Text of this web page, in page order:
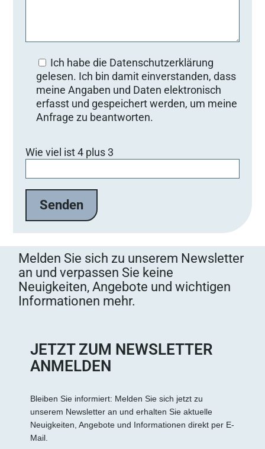
Ich habe die Datenschutzerklärung
gelesen. Ich bin damit einverstanden, dass
meine Angaben und Daten elektronisch
erfasst und gespeichert werden, um meine
Anfrage zu beantworten.
Wie viel ist 4 plus 3
Melden Sie sich zu unserem Newsletter
an und verpassen Sie keine
Neuigkeiten, Angebote und wichtigen
Informationen mehr.
JETZT ZUM NEWSLETTER
ANMELDEN
Bleiben Sie informiert: Melden Sie sich jetzt zu
unserem Newsletter an und erhalten Sie aktuelle
Neuigkeiten, Angebote und Informationen direkt per E-
Mail.